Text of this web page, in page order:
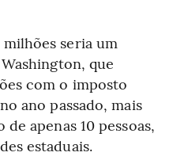
seria um
que
com o imposto
ano passado, mais
apenas 10 pessoas,
estaduais.